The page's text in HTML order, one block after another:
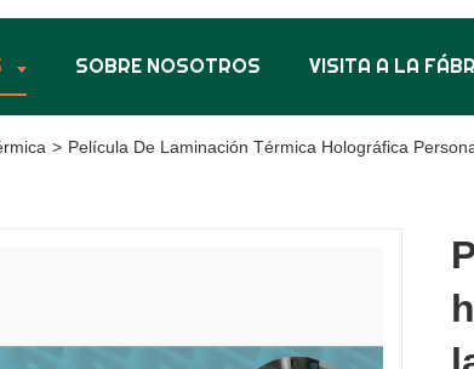
SOBRE NOSOTROS VISITA A LA
> Película De Laminación Térmica Holográfica